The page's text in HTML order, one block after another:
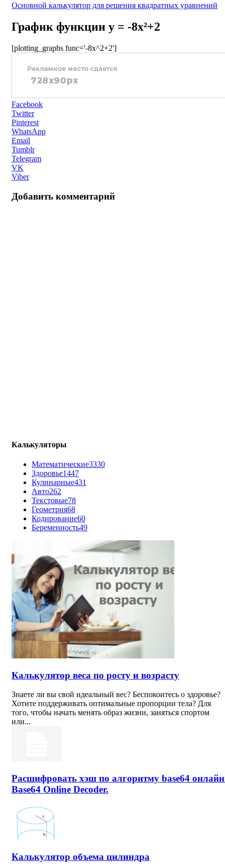
Основной калькулятор для решения квадратных уравнений
График функции y = -8x²+2
[plotting_graphs func='-8x^2+2']
Facebook
Twitter
Pinterest
WhatsApp
Email
Tumblr
Telegram
VK
Viber
Добавить комментарий
Калькуляторы
Математические3330
Здоровье1447
Кулинарные431
Авто262
Текстовые78
Геометрия68
Кодирование60
Беременность49
Калькулятор веса по росту и возрасту
Знаете ли вы свой идеальный вес? Беспокоитесь о здоровье?
Хотите поддерживать оптимальные пропорции тела? Для
того, чтобы начать менять образ жизни, заняться спортом
или...
Расшифровать хэш по алгоритму base64
Base64 Online Decoder.
Калькулятор объема цилиндра